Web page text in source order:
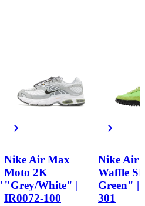
Nike Air Max
Moto 2K
"Grey/White" |
IR0072-100
Nike Air
Waffle
Green" |
301